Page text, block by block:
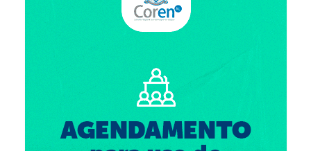
Reserva de auditório
Fale Conosco